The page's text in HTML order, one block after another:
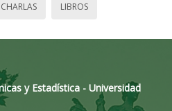
CHARLAS LIBROS
y Estadística - Universidad